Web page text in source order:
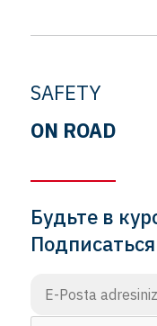
SAFETY
ON ROAD
Будьте в